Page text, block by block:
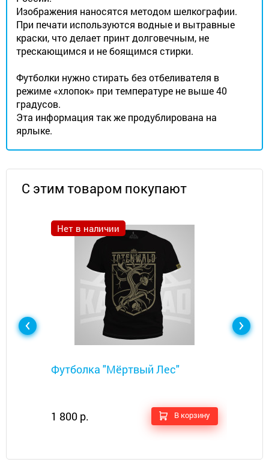
Изображения наносятся методом шелкографии.
При печати используются водные и вытравные
краски, что делает принт долговечным, не
трескающимся и не боящимся стирки.
Футболки нужно стирать без отбеливателя в
режиме «хлопок» при температуре не выше 40
градусов.
Эта информация так же продублирована на
ярлыке.
С этим товаром покупают
Нет в наличии
Футболка "Мёртвый Лес"​
1 800 р. В корзину